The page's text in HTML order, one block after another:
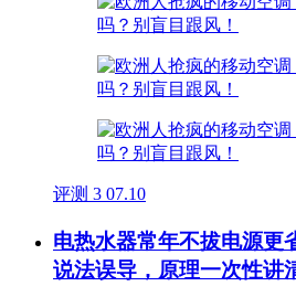
评测 3 07.10
电热水器常年不拔电源更
说法误导，原理一次性讲